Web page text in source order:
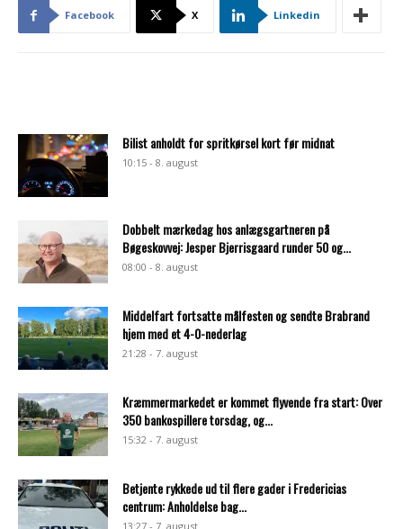
Facebook X Linkedin
Bilist anholdt for spritkørsel kort før midnat
10:15 - 8. august
Dobbelt mærkedag hos anlægsgartneren på
Bøgeskovvej: Jesper Bjerrisgaard runder 50 og...
08:00 - 8. august
Middelfart fortsatte målfesten og sendte Brabrand
hjem med et 4-0-nederlag
21:28 - 7. august
Kræmmermarkedet er kommet flyvende fra start: Over
350 bankospillere torsdag, og...
15:32 - 7. august
Betjente rykkede ud til flere gader i Fredericias
centrum: Anholdelse bag...
13:27 - 7. august